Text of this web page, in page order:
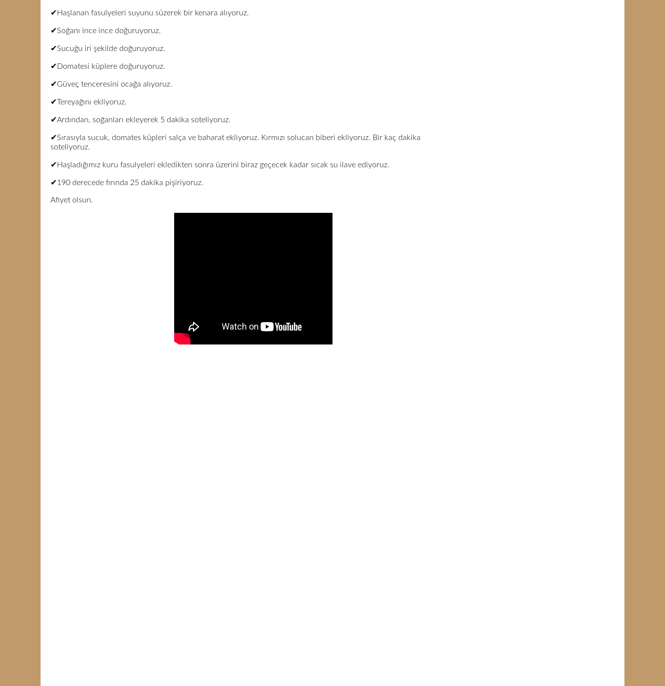
✔Haşlanan fasulyeleri suyunu süzerek bir kenara alıyoruz.
✔Soğanı ince ince doğuruyoruz.
✔Sucuğu iri şekilde doğuruyoruz.
✔Domatesi küplere doğuruyoruz.
✔Güveç tenceresini ocağa alıyoruz.
✔Tereyağını ekliyoruz.
✔Ardından, soğanları ekleyerek 5 dakika soteliyoruz.
✔Sırasıyla sucuk, domates küpleri salça ve baharat ekliyoruz. Kırmızı solucan biberi ekliyoruz. Bir kaç dakika
soteliyoruz.
✔Haşladığımız kuru fasulyeleri ekledikten sonra üzerini biraz geçecek kadar sıcak su ilave ediyoruz.
✔190 derecede fırında 25 dakika pişiriyoruz.
Afiyet olsun.